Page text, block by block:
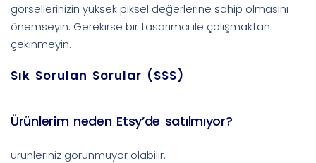
görsellerinizin yüksek piksel değerlerine sahip olmasını
önemseyin. Gerekirse bir tasarımcı ile çalışmaktan
çekinmeyin.
Sık Sorulan Sorular (SSS)
Ürünlerim neden Etsy’de satılmıyor?
ürünleriniz görünmüyor olabilir.